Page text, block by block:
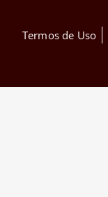
Termos de Uso